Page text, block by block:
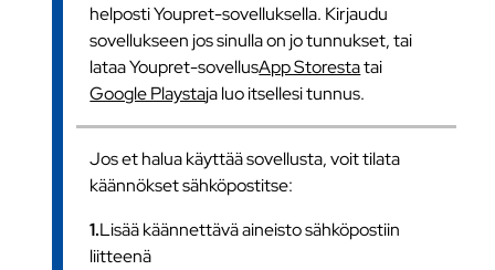
helposti Youpret-sovelluksella. Kirjaudu
sovellukseen jos sinulla on jo tunnukset, tai
lataa Youpret-sovellusApp Storestatai
Google Playstaja luo itsellesi tunnus.
Jos et halua käyttää sovellusta, voit tilata
käännökset sähköpostitse:
1.Lisää käännettävä aineisto sähköpostiin
liitteenä